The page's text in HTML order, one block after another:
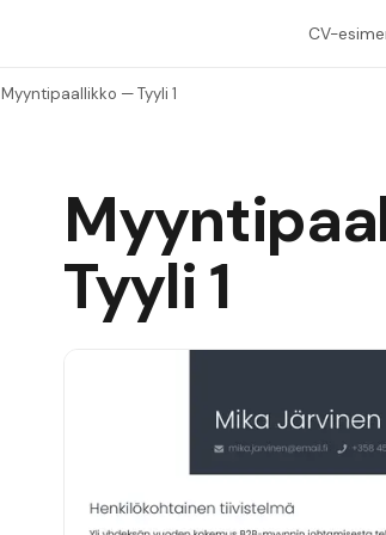
CV-
Myyntipaallikko — Tyyli1
Tyyli1